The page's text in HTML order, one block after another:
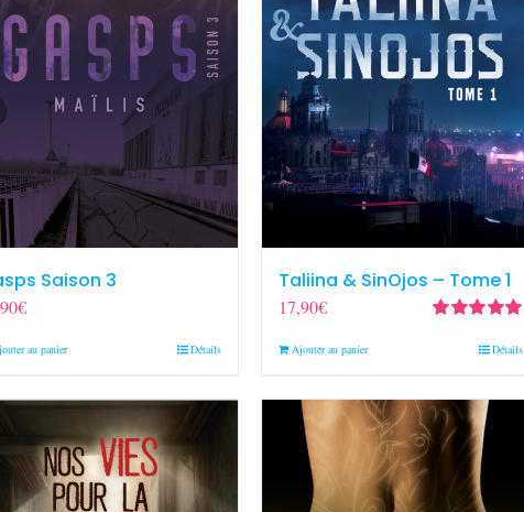
Saison 3
€
au panier Détails
Taliina & SinOjos – Tome 1
17,90€
Ajouter au panier Détails